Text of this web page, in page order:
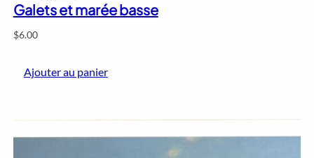
Galets et marée basse
$6.00
Ajouter au panier